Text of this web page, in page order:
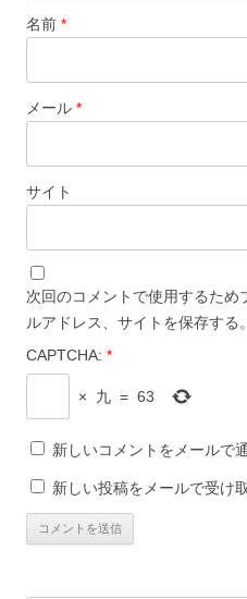
名前 *
メール *
サイト
次回のコメントで使用するた
ルアドレス、サイトを保存する。
CAPTCHA: *
× 九 = 63
新しいコメントをメールで
新しい投稿をメールで受け